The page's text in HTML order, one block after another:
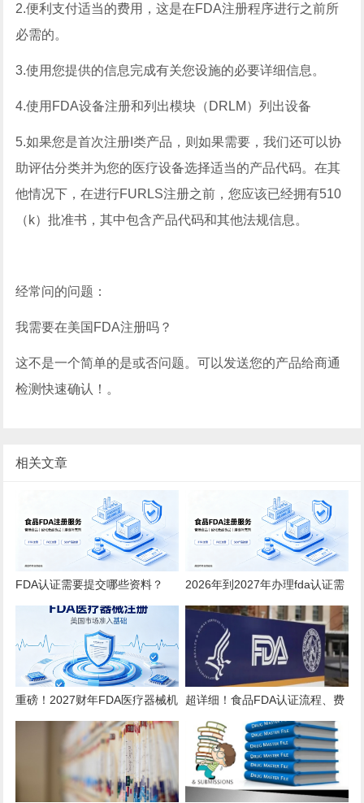
2.便利支付适当的费用，这是在FDA注册程序进行之前所
必需的。
3.使用您提供的信息完成有关您设施的必要详细信息。
4.使用FDA设备注册和列出模块（DRLM）列出设备
5.如果您是首次注册I类产品，则如果需要，我们还可以协
助评估分类并为您的医疗设备选择适当的产品代码。在其
他情况下，在进行FURLS注册之前，您应该已经拥有510
（k）批准书，其中包含产品代码和其他法规信息。
经常问的问题：
我需要在美国FDA注册吗？
这不是一个简单的是或否问题。可以发送您的产品给商通
检测快速确认！。
相关文章
FDA认证需要提交哪些资料？
2026全品类详细清单
2026年到2027年办理fda认证需
要多少钱？
重磅！2027财年FDA医疗器械机
构注册年费上调至 $13785！
超详细！食品FDA认证流程、费
用、时效、误区解析